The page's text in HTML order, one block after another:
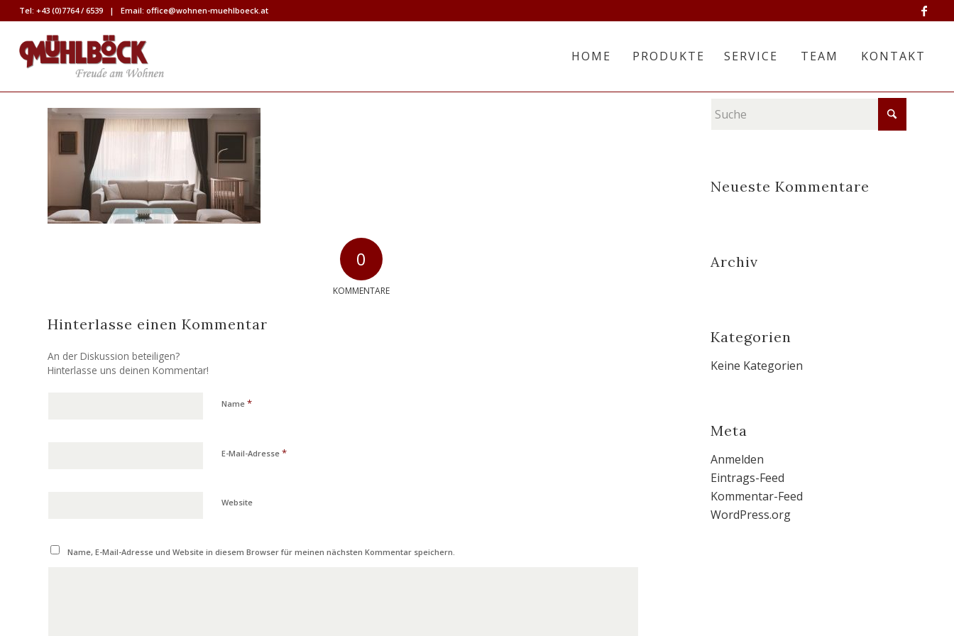
Tel: +43 (0)7764 / 6539| Email: office@wohnen-muehlboeck.at
HOME PRODUKTE SERVICE TEAM KONTAKT
0
KOMMENTARE
Hinterlasse einen Kommentar
An der Diskussion beteiligen?
Hinterlasse uns deinen Kommentar!
Name *
E-Mail-Adresse *
Website
Name, E-Mail-Adresse und Website in diesem Browser für meinen nächsten Kommentar speichern.
Neueste Kommentare
Archiv
Kategorien
Keine Kategorien
Meta
Anmelden
Eintrags-Feed
Kommentar-Feed
WordPress.org